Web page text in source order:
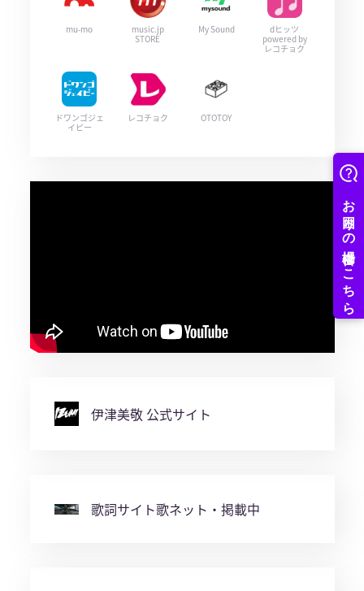
mu-mo
music.jp
STORE
My Sound
dヒッツ
powered by
レコチョク
ドワンゴジェ
イピー
レコチョク OTOTOY
伊津美敬 公式サイト
歌詞サイト歌ネット・掲載中